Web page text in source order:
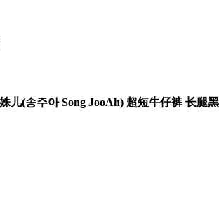
儿(송주아 Song JooAh) 超短牛仔裤 长腿